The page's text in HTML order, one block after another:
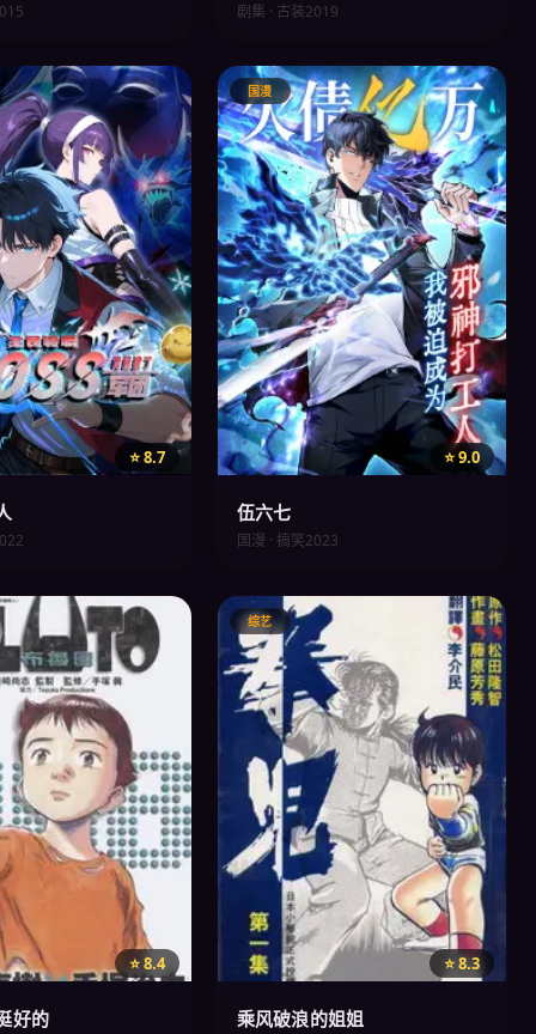
剧集 · 古装2019
⭐ 8.7
国漫
⭐ 9.0
伍六七
国漫 · 搞笑2023
⭐ 8.4
好的
综艺
⭐ 8.3
乘风破浪的姐姐